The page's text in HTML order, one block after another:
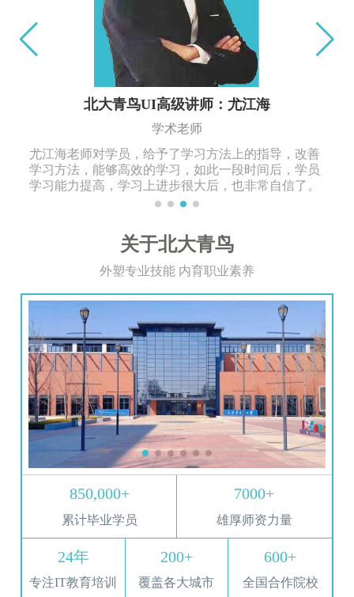
北大青鸟UI高级讲师：尤江海
学术老师
尤江海老师对学员，给予了学习方法上的指导，改善
学习方法，能够高效的学习，如此一段时间后，学员
学习能力提高，学习上进步很大后，也非常自信了。
关于北大青鸟
外塑专业技能 内育职业素养
850,000+
累计毕业学员
7000+
雄厚师资力量
24年
专注IT教育培训
200+
覆盖各大城市
600+
全国合作院校